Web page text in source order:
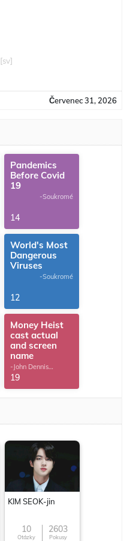
[sv]
Červenec 31, 2026
Pandemics
Before Covid
19
-Soukromé
14
World's Most
Dangerous
Viruses
-Soukromé
12
Money Heist
cast actual
and screen
name
-John Dennis
G.Thomas
19
KIM SEOK-jin
10
Otázky
2603
Pokusy